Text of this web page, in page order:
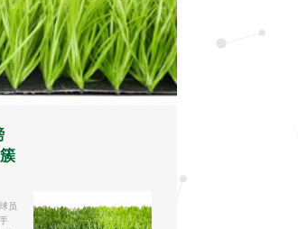
员